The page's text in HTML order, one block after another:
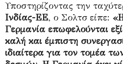
Υποστηρίζοντας την
Ινδίας-ΕΕ, ο Σολτσ είπε:
Γερμανία επωφελούνται
καλή και έμπιστη
ιδιαίτερα για τον τομέα